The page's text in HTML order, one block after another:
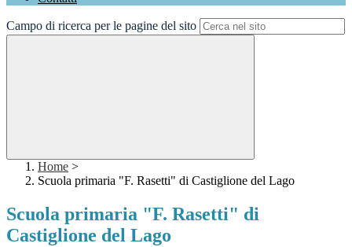
Campo di ricerca per le pagine del sito
Home >
Scuola primaria "F. Rasetti" di Castiglione del Lago
Scuola primaria "F. Rasetti" di
Castiglione del Lago